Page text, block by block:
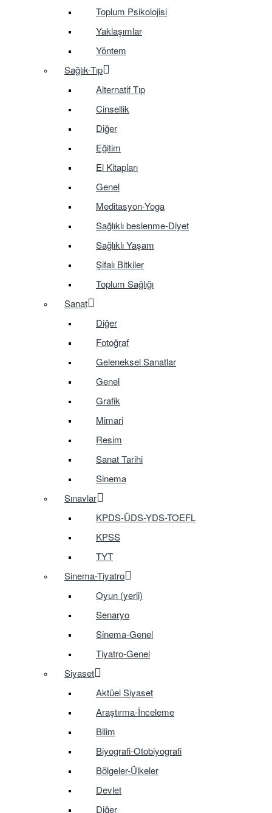
Toplum Psikolojisi
Yaklaşımlar
Yöntem
Sağlık-Tıp
Alternatif Tıp
Cinsellik
Diğer
Eğitim
El Kitapları
Genel
Meditasyon-Yoga
Sağlıklı beslenme-Diyet
Sağlıklı Yaşam
Şifalı Bitkiler
Toplum Sağlığı
Sanat
Diğer
Fotoğraf
Geleneksel Sanatlar
Genel
Grafik
Mimari
Resim
Sanat Tarihi
Sinema
Sınavlar
KPDS-ÜDS-YDS-TOEFL
KPSS
TYT
Sinema-Tiyatro
Oyun (yerli)
Senaryo
Sinema-Genel
Tiyatro-Genel
Siyaset
Aktüel Siyaset
Araştırma-İnceleme
Bilim
Biyografi-Otobiyografi
Bölgeler-Ülkeler
Devlet
Diğer